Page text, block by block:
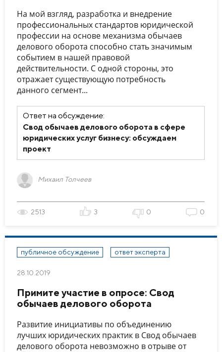
На мой взгляд, разработка и внедрение
профессиональных стандартов юридической
профессии на основе механизма обычаев
делового оборота способно стать значимым
событием в нашей правовой
действительности. С одной стороны, это
отражает существующую потребность
данного сегмент...
Ответ на обсуждение:
Свод обычаев делового оборота в сфере
юридических услуг бизнесу: обсуждаем
проект
Михаил Толчеев
2513 3 0 0
публичное обсуждение ответ эксперта
28.10.2019
Примите участие в опросе: Свод
обычаев делового оборота
Развитие инициативы по объединению
лучших юридических практик в Свод обычаев
делового оборота невозможно в отрыве от